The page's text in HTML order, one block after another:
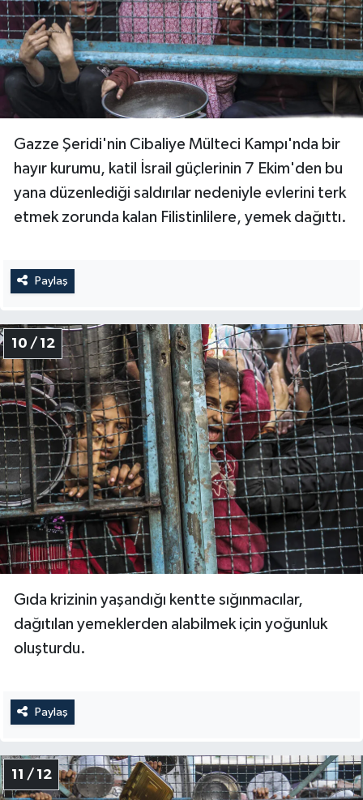
Gazze Şeridi'nin Cibaliye Mülteci Kampı'nda bir
hayır kurumu, katil İsrail güçlerinin 7 Ekim'den bu
yana düzenlediği saldırılar nedeniyle evlerini terk
etmek zorunda kalan Filistinlilere, yemek dağıttı.
Paylaş
10 / 12
Gıda krizinin yaşandığı kentte sığınmacılar,
dağıtılan yemeklerden alabilmek için yoğunluk
oluşturdu.
Paylaş
11 / 12